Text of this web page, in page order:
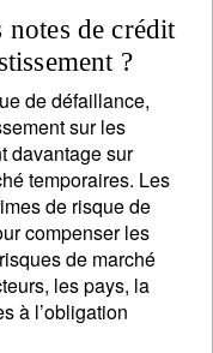
de crédit
?
de défaillance,
sur les
davantage sur
temporaires. Les
de risque de
compenser les
de marché
les pays, la
à l’obligation